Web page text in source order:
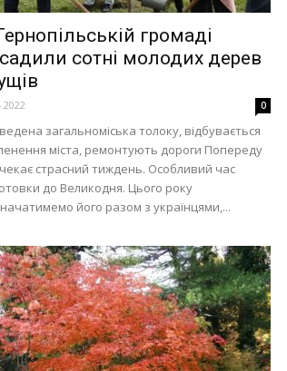
громаді
сотні молодих дерев
0
загальноміська толоку, відбувається
міста, ремонтують дороги Попереду
страсний тиждень. Особливий час
до Великодня. Цього року
його разом з українцями,...